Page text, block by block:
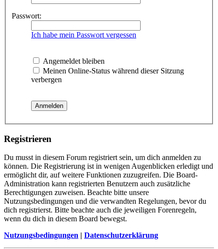
Passwort:
Ich habe mein Passwort vergessen
Angemeldet bleiben
Meinen Online-Status während dieser Sitzung
verbergen
Registrieren
Du musst in diesem Forum registriert sein, um dich anmelden zu
können. Die Registrierung ist in wenigen Augenblicken erledigt und
ermöglicht dir, auf weitere Funktionen zuzugreifen. Die Board-
Administration kann registrierten Benutzern auch zusätzliche
Berechtigungen zuweisen. Beachte bitte unsere
Nutzungsbedingungen und die verwandten Regelungen, bevor du
dich registrierst. Bitte beachte auch die jeweiligen Forenregeln,
wenn du dich in diesem Board bewegst.
Nutzungsbedingungen | Datenschutzerklärung